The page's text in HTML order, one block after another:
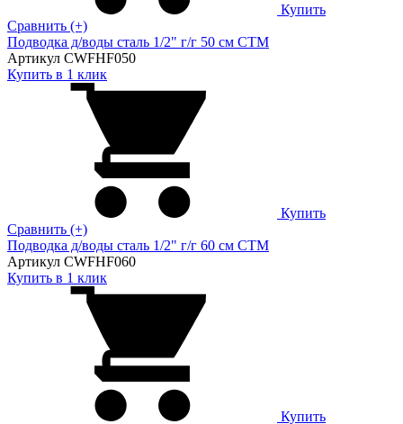
Купить
Сравнить (+)
Подводка д/воды сталь 1/2" г/г 50 cм CTM
Артикул CWFHF050
Купить в 1 клик
Купить
Сравнить (+)
Подводка д/воды сталь 1/2" г/г 60 cм CTM
Артикул CWFHF060
Купить в 1 клик
Купить